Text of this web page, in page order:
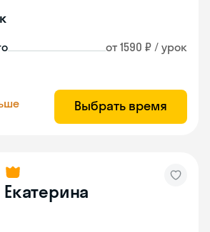
от 1590 ₽ / урок
Выбрать время
Екатерина